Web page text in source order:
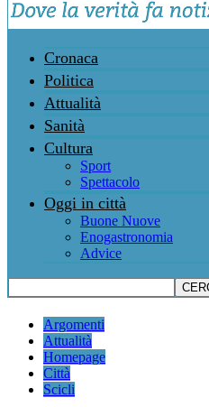
Cronaca
Politica
Attualità
Sanità
Cultura
Sport
Spettacolo
Oggi in città
Buone Nuove
Enogastronomia
Advice
Argomenti
Attualità
Homepage
Città
Scicli